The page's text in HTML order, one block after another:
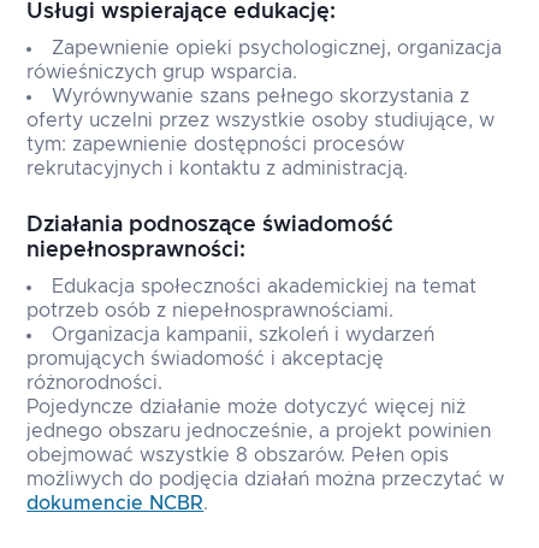
Usługi wspierające edukację:
Zapewnienie opieki psychologicznej, organizacja
rówieśniczych grup wsparcia.
Wyrównywanie szans pełnego skorzystania z
oferty uczelni przez wszystkie osoby studiujące, w
tym: zapewnienie dostępności procesów
rekrutacyjnych i kontaktu z administracją.
Działania podnoszące świadomość
niepełnosprawności:
Edukacja społeczności akademickiej na temat
potrzeb osób z niepełnosprawnościami.
Organizacja kampanii, szkoleń i wydarzeń
promujących świadomość i akceptację
różnorodności.
Pojedyncze działanie może dotyczyć więcej niż
jednego obszaru jednocześnie, a projekt powinien
obejmować wszystkie 8 obszarów. Pełen opis
możliwych do podjęcia działań można przeczytać w
dokumencie NCBR.